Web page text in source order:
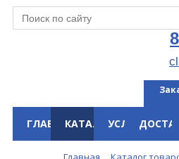
ГЛАВНАЯКАТАЛОГУСЛУГИ